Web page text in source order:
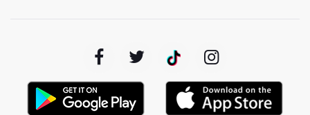
Tunggu 8 Jam karena HCU RSCM Terbatas